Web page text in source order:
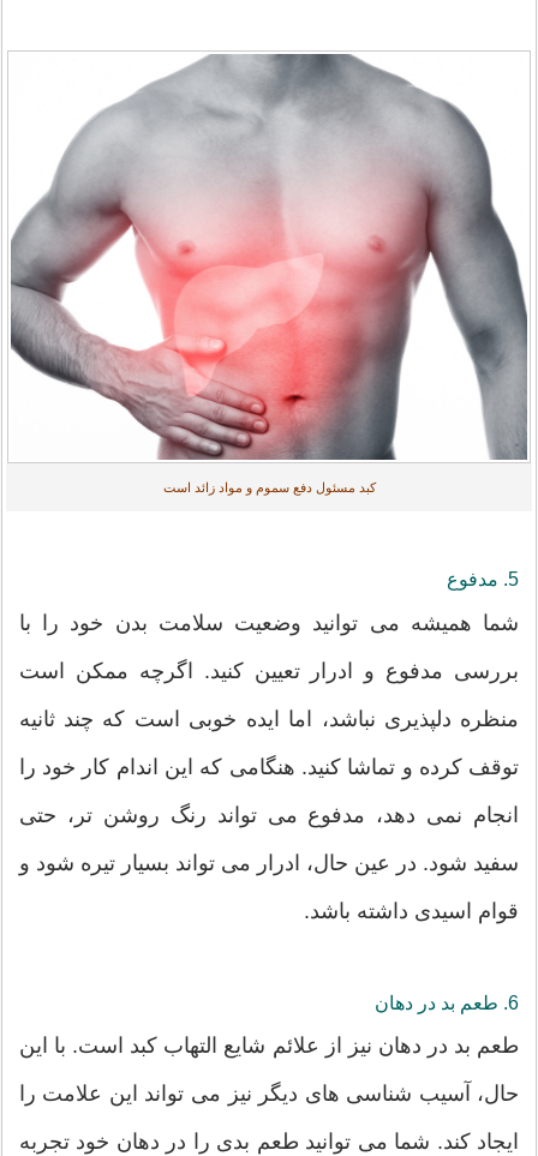
کبد مسئول دفع سموم و مواد زائد است
5. مدفوع
شما همیشه می توانید وضعیت سلامت بدن خود را با
بررسی مدفوع و ادرار تعیین کنید. اگرچه ممکن است
منظره دلپذیری نباشد، اما ایده خوبی است که چند ثانیه
توقف کرده و تماشا کنید. هنگامی که این اندام کار خود را
انجام نمی دهد، مدفوع می تواند رنگ روشن تر، حتی
سفید شود. در عین حال، ادرار می تواند بسیار تیره شود و
قوام اسیدی داشته باشد.
6. طعم بد در دهان
طعم بد در دهان نیز از علائم شایع التهاب کبد است. با این
حال، آسیب شناسی های دیگر نیز می تواند این علامت را
ایجاد کند. شما می توانید طعم بدی را در دهان خود تجربه